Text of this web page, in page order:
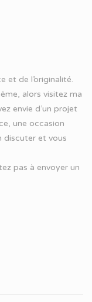
et de l’originalité.
alors visitez ma
envie d’un projet
une occasion
discuter et vous
pas à envoyer un